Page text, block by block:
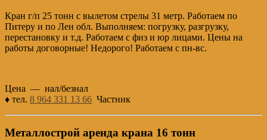
Кран г/п 25 тонн с вылетом стрелы 31 метр. Работаем по
Питеру и по Лен обл. Выполняем: погрузку, разгрузку,
перестановку и т.д. Работаем с физ и юр лицами. Цены на
работы договорные! Недорого! Работаем с пн-вс.
Цена — нал/безнал
♦ тел. 8 964 331 13 66 Частник
Металлострой аренда крана 16 тонн